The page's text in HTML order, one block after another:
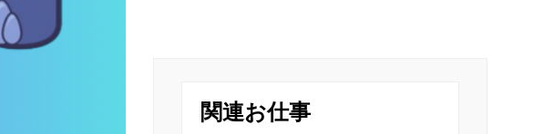
ンのメンバー同士の絆をさらに深める手助
けをします。
るしお互いに自分のことを共有出来
関連お仕事